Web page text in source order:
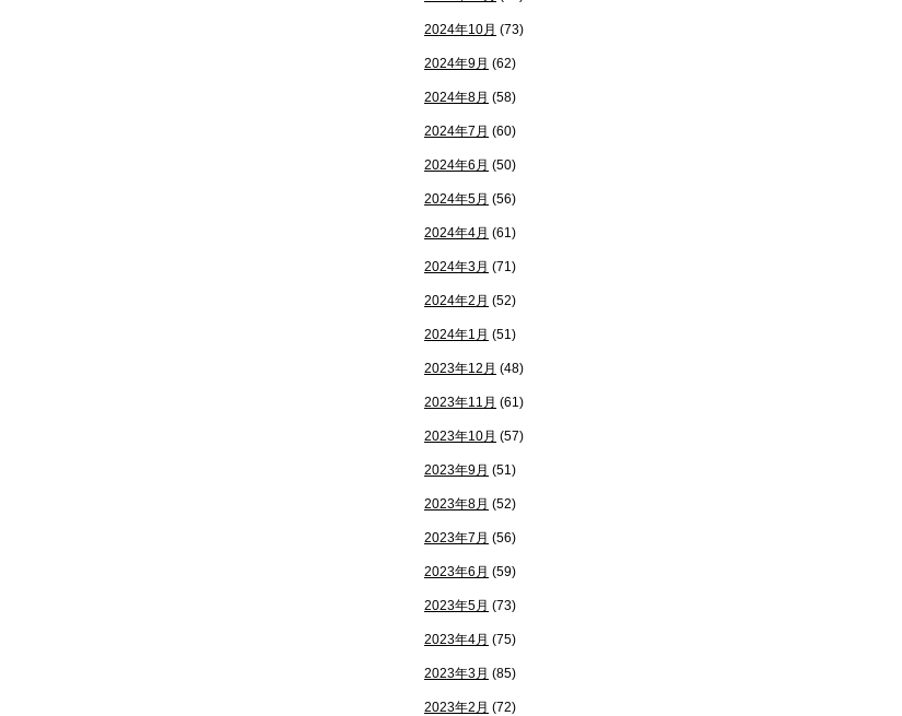
2024年10月 (73)
2024年9月 (62)
2024年8月 (58)
2024年7月 (60)
2024年6月 (50)
2024年5月 (56)
2024年4月 (61)
2024年3月 (71)
2024年2月 (52)
2024年1月 (51)
2023年12月 (48)
2023年11月 (61)
2023年10月 (57)
2023年9月 (51)
2023年8月 (52)
2023年7月 (56)
2023年6月 (59)
2023年5月 (73)
2023年4月 (75)
2023年3月 (85)
2023年2月 (72)